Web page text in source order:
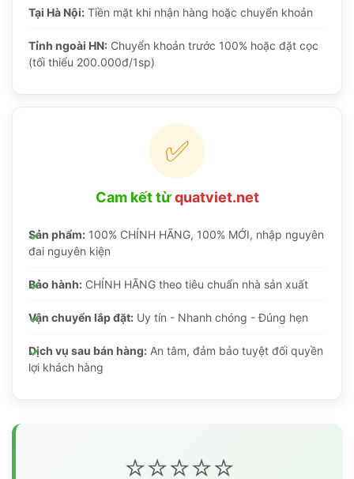
Tại Hà Nội: Tiền mặt khi nhận hàng hoặc chuyển khoản
Tỉnh ngoài HN: Chuyển khoản trước 100% hoặc đặt cọc
(tối thiểu 200.000đ/1sp)
✅
Cam kết từquatviet.net
Sản phẩm: 100% CHÍNH HÃNG, 100% MỚI, nhập nguyên
đai nguyên kiện
Bảo hành: CHÍNH HÃNG theo tiêu chuẩn nhà sản xuất
Vận chuyển lắp đặt: Uy tín - Nhanh chóng - Đúng hẹn
Dịch vụ sau bán hàng: An tâm, đảm bảo tuyệt đối quyền
lợi khách hàng
⭐⭐⭐⭐⭐